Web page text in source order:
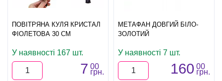
ПОВІТРЯНА КУЛЯ КРИСТАЛ
ФІОЛЕТОВА 30 СМ
У наявності 167 шт.
7 00
грн.
МЕТАФАН ДОВГИЙ БІЛО-
ЗОЛОТИЙ
У наявності 7 шт.
160 00
грн.